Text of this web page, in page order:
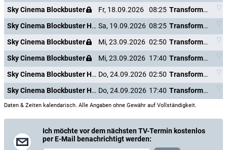
Sky Cinema Blockbuster
Fr, 18.09.2026 08:25
Transformers: The Last Knight
Sky Cinema Blockbuster HD +24 Sa, 19.09.2026 08:25
Transformers: The Last Knight
Sky Cinema Blockbuster
Mi, 23.09.2026 02:50
Transformers: The Last Knight
Sky Cinema Blockbuster
Mi, 23.09.2026 17:40
Transformers: The Last Knight
Sky Cinema Blockbuster HD +24 Do, 24.09.2026 02:50
Transformers: The Last Knight
Sky Cinema Blockbuster HD +24 Do, 24.09.2026 17:40 Transformers: The Last Knight
Daten & Zeiten kalendarisch. Alle Angaben ohne Gewähr auf Vollständigkeit.
Ich möchte vor dem nächsten TV-Termin kostenlos
per E-Mail benachrichtigt werden: